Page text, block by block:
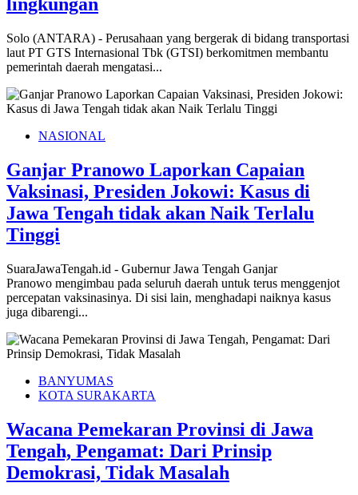
lingkungan
Solo (ANTARA) - Perusahaan yang bergerak di bidang transportasi
laut PT GTS Internasional Tbk (GTSI) berkomitmen membantu
pemerintah daerah mengatasi...
NASIONAL
Ganjar Pranowo Laporkan Capaian
Vaksinasi, Presiden Jokowi: Kasus di
Jawa Tengah tidak akan Naik Terlalu
Tinggi
SuaraJawaTengah.id - Gubernur Jawa Tengah Ganjar
Pranowo mengimbau pada seluruh daerah untuk terus menggenjot
percepatan vaksinasinya. Di sisi lain, menghadapi naiknya kasus
juga dibarengi...
BANYUMAS
KOTA SURAKARTA
Wacana Pemekaran Provinsi di Jawa
Tengah, Pengamat: Dari Prinsip
Demokrasi, Tidak Masalah